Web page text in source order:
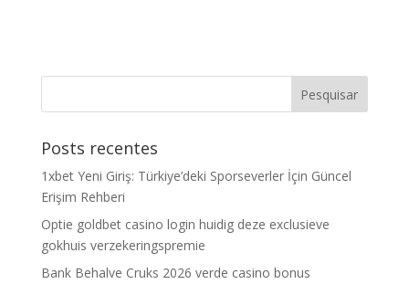
Posts recentes
1xbet Yeni Giriş: Türkiye’deki Sporseverler İçin Güncel
Erişim Rehberi
Optie goldbet casino login huidig deze exclusieve
gokhuis verzekeringspremie
Bank Behalve Cruks 2026 verde casino bonus